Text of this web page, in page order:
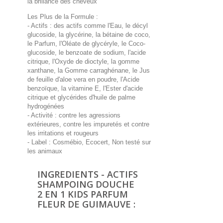
Les Plus de la Formule :
- Actifs : des actifs comme l'Eau, le décyl
glucoside, la glycérine, la bétaine de coco,
le Parfum, l'Oléate de glycéryle, le Coco-
glucoside, le benzoate de sodium, l'acide
citrique, l'Oxyde de dioctyle, la gomme
xanthane, la Gomme carraghénane, le Jus
de feuille d'aloe vera en poudre, l'Acide
benzoïque, la vitamine E, l'Ester d'acide
citrique et glycérides d'huile de palme
hydrogénées
- Activité : contre les agressions
extérieures, contre les impuretés et contre
les irritations et rougeurs
- Label : Cosmébio, Ecocert, Non testé sur
les animaux
INGREDIENTS - ACTIFS
SHAMPOING DOUCHE
2 EN 1 KIDS PARFUM
FLEUR DE GUIMAUVE :